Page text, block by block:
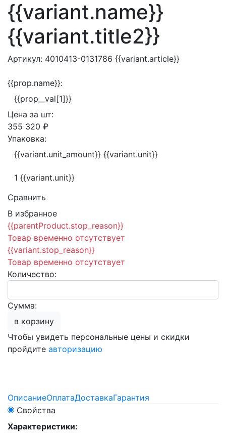
{{variant.name}}
{{variant.title2}}
Артикул: 4010413-0131786 {{variant.article}}
{{prop.name}}:
{{prop__val[1]}}
Цена за шт:
355 320 ₽
Упаковка:
{{variant.unit_amount}} {{variant.unit}}
1 {{variant.unit}}
Сравнить
В избранное
{{parentProduct.stop_reason}}
Товар временно отсутствует
{{variant.stop_reason}}
Товар временно отсутствует
Количество:
Сумма:
в корзину
Чтобы увидеть персональные цены и скидки
пройдите авторизацию
ОписаниеОплатаДоставкаГарантия
Свойства
Характеристики: